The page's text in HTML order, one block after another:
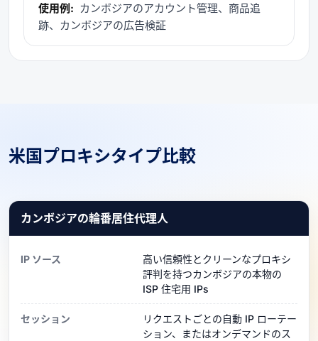
使用例: カンボジアのアカウント管理、商品追
跡、カンボジアの広告検証
米国プロキシタイプ比較
カンボジアの輪番居住代理人
IP ソース
高い信頼性とクリーンなプロキシ
評判を持つカンボジアの本物の
ISP 住宅用 IPs
セッション
リクエストごとの自動 IP ローテー
ション、またはオンデマンドのス